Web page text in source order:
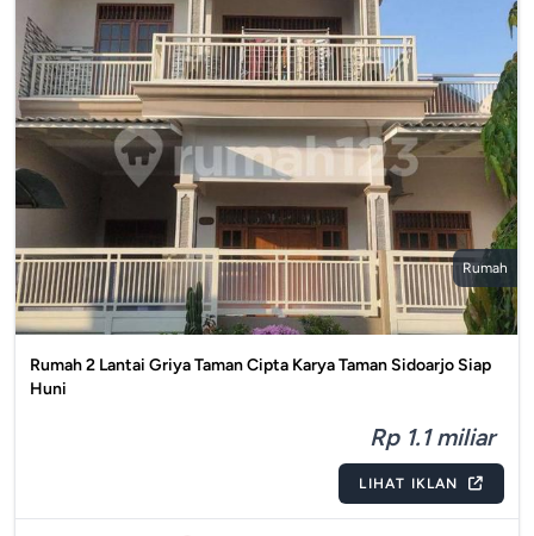
Rumah
Rumah 2 Lantai Griya Taman Cipta Karya Taman Sidoarjo Siap
Huni
Rp 1.1 miliar
LIHAT IKLAN